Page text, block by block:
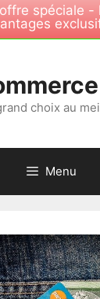
spéciale
choix au
Menu